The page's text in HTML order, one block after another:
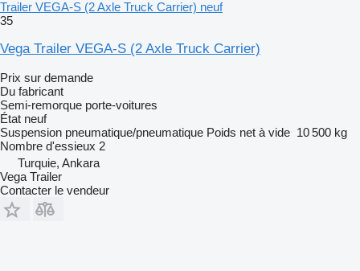
Trailer VEGA-S (2 Axle Truck Carrier) neuf
35
Vega Trailer VEGA-S (2 Axle Truck Carrier)
Prix sur demande
Du fabricant
Semi-remorque porte-voitures
État neuf
Suspension pneumatique/pneumatique Poids net à vide 10 500 kg
Nombre d'essieux 2
Turquie, Ankara
Vega Trailer
Contacter le vendeur